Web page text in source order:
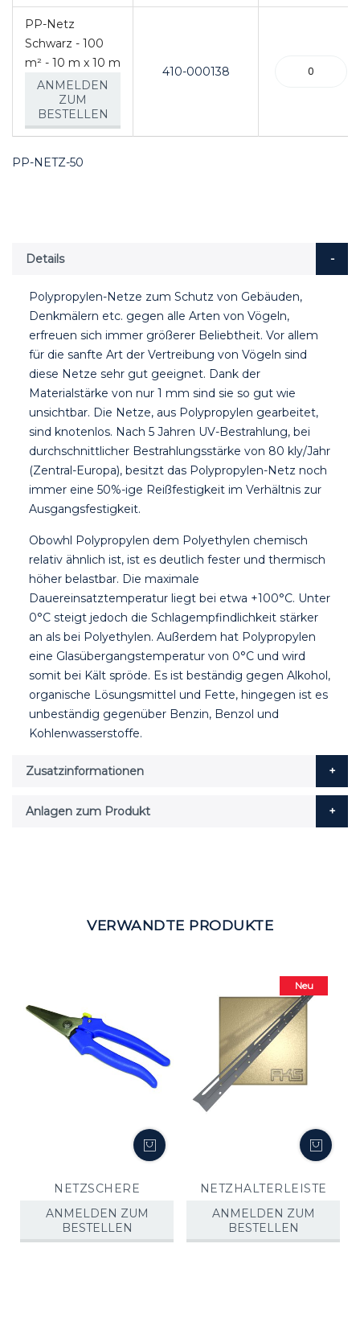
gruppiertes
Produkt
PP-Netz
Schwarz - 100
m² - 10 m x 10 m
ANMELDEN
ZUM
BESTELLEN
410-000138
PP-NETZ-50
Details
Polypropylen-Netze zum Schutz von Gebäuden,
Denkmälern etc. gegen alle Arten von Vögeln,
erfreuen sich immer größerer Beliebtheit. Vor allem
für die sanfte Art der Vertreibung von Vögeln sind
diese Netze sehr gut geeignet. Dank der
Materialstärke von nur 1 mm sind sie so gut wie
unsichtbar. Die Netze, aus Polypropylen gearbeitet,
sind knotenlos. Nach 5 Jahren UV-Bestrahlung, bei
durchschnittlicher Bestrahlungsstärke von 80 kly/Jahr
(Zentral-Europa), besitzt das Polypropylen-Netz noch
immer eine 50%-ige Reißfestigkeit im Verhältnis zur
Ausgangsfestigkeit.
Obowhl Polypropylen dem Polyethylen chemisch
relativ ähnlich ist, ist es deutlich fester und thermisch
höher belastbar. Die maximale
Dauereinsatztemperatur liegt bei etwa +100°C. Unter
0°C steigt jedoch die Schlagempfindlichkeit stärker
an als bei Polyethylen. Außerdem hat Polypropylen
eine Glasübergangstemperatur von 0°C und wird
somit bei Kält spröde. Es ist beständig gegen Alkohol,
organische Lösungsmittel und Fette, hingegen ist es
unbeständig gegenüber Benzin, Benzol und
Kohlenwasserstoffe.
Zusatzinformationen
Anlagen zum Produkt
VERWANDTE PRODUKTE
NETZSCHERE
ANMELDEN ZUM
BESTELLEN
Neu
NETZHALTERLEISTE
ANMELDEN ZUM
BESTELLEN